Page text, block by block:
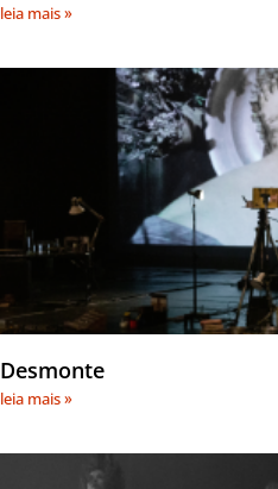
leia mais »
Desmonte
leia mais »